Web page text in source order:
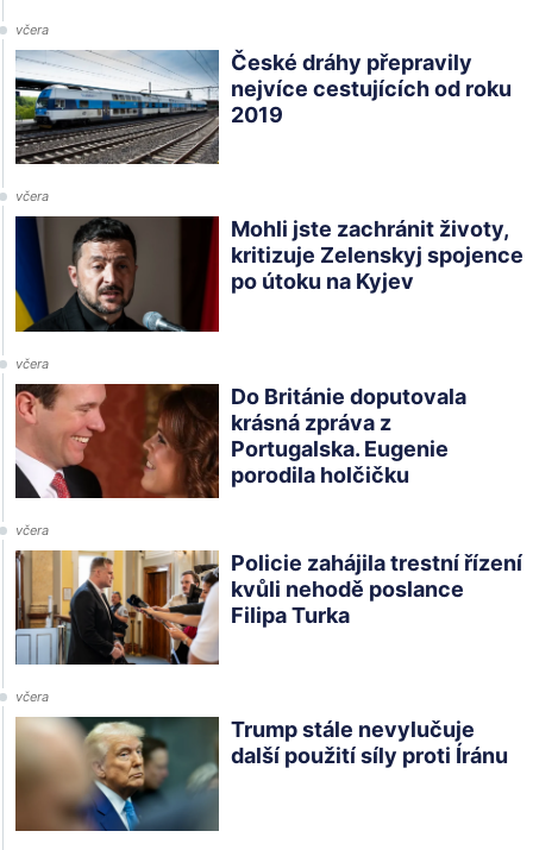
včera
České dráhy přepravily
nejvíce cestujících od roku
2019
včera
Mohli jste zachránit životy,
kritizuje Zelenskyj spojence
po útoku na Kyjev
včera
Do Británie doputovala
krásná zpráva z
Portugalska. Eugenie
porodila holčičku
včera
Policie zahájila trestní řízení
kvůli nehodě poslance
Filipa Turka
včera
Trump stále nevylučuje
další použití síly proti Íránu